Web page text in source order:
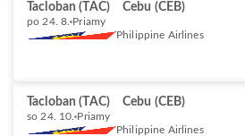
Tacloban (TAC) Cebu (CEB)
po 24. 8. Priamy
Philippine Airlines
Tacloban (TAC) Cebu (CEB)
so 24. 10. Priamy
Philippine Airlines